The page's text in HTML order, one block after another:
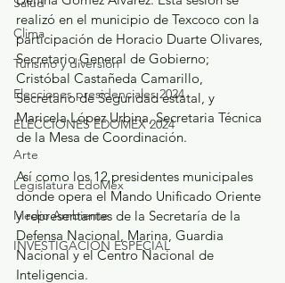
Clima
Turismo y diversión
Elecciones presidenciales 2024
ELECCIONES EDOMEX 2024
Arte
Legislatura EdoMéx
Medio Ambiente
INVESTIGACIÓN ESPECIAL
realizó en el municipio de Texcoco con la
participación de Horacio Duarte Olivares,
Secretario General de Gobierno;
Cristóbal Castañeda Camarillo,
Secretario de Seguridad estatal, y
Maricela López Urbina, Secretaria Técnica
de la Mesa de Coordinación.
Así como los 12 presidentes municipales
donde opera el Mando Unificado Oriente
y representantes de la Secretaría de la
Defensa Nacional, Marina, Guardia
Nacional y el Centro Nacional de
Inteligencia.